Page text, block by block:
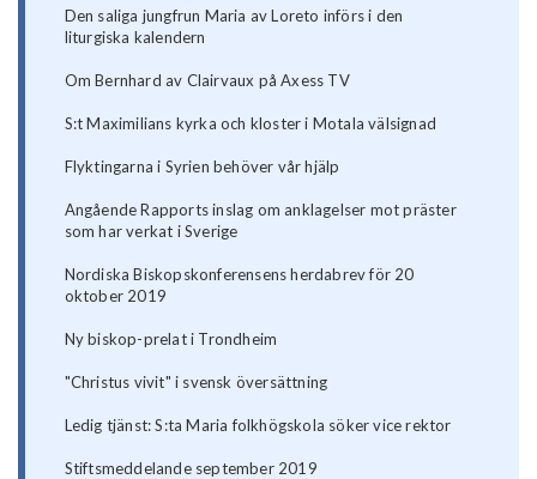
Den saliga jungfrun Maria av Loreto införs i den
liturgiska kalendern
Om Bernhard av Clairvaux på Axess TV
S:t Maximilians kyrka och kloster i Motala välsignad
Flyktingarna i Syrien behöver vår hjälp
Angående Rapports inslag om anklagelser mot präster
som har verkat i Sverige
Nordiska Biskopskonferensens herdabrev för 20
oktober 2019
Ny biskop-prelat i Trondheim
"Christus vivit" i svensk översättning
Ledig tjänst: S:ta Maria folkhögskola söker vice rektor
Stiftsmeddelande september 2019